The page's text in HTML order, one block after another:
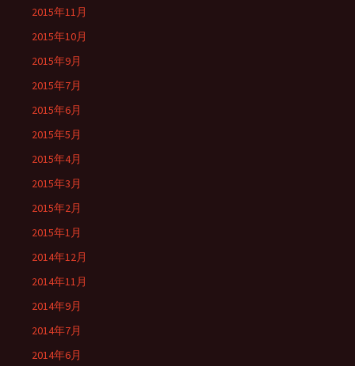
2015年11月
2015年10月
2015年9月
2015年7月
2015年6月
2015年5月
2015年4月
2015年3月
2015年2月
2015年1月
2014年12月
2014年11月
2014年9月
2014年7月
2014年6月